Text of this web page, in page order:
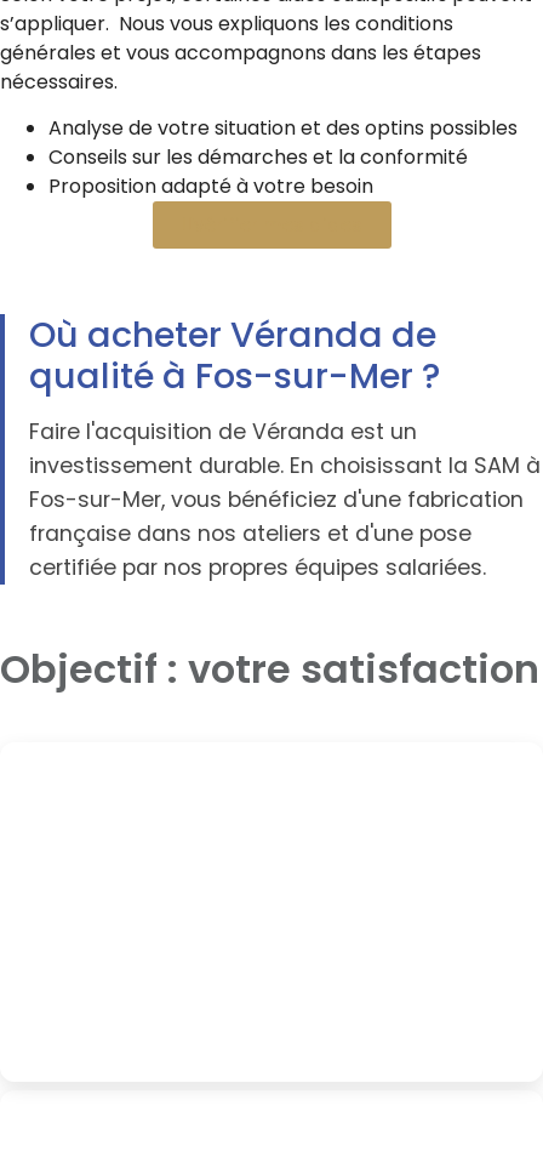
s’appliquer. Nous vous expliquons les conditions
générales et vous accompagnons dans les étapes
nécessaires.
Analyse de votre situation et des optins possibles
Conseils sur les démarches et la conformité
Proposition adapté à votre besoin
Où acheter Véranda de
qualité à Fos-sur-Mer ?
Faire l'acquisition de Véranda est un
investissement durable. En choisissant la SAM à
Fos-sur-Mer, vous bénéficiez d'une fabrication
française dans nos ateliers et d'une pose
certifiée par nos propres équipes salariées.
Objectif : votre satisfaction